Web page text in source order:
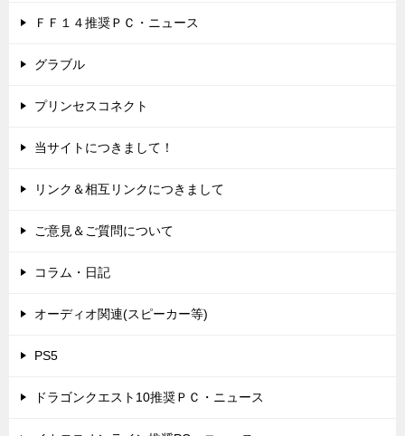
ＦＦ１４推奨ＰＣ・ニュース
グラブル
プリンセスコネクト
当サイトにつきまして！
リンク＆相互リンクにつきまして
ご意見＆ご質問について
コラム・日記
オーディオ関連(スピーカー等)
PS5
ドラゴンクエスト10推奨ＰＣ・ニュース